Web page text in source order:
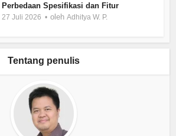
Perbedaan Spesifikasi dan Fitur
27 Juli 2026 olehAdhitya W. P.
Tentang penulis